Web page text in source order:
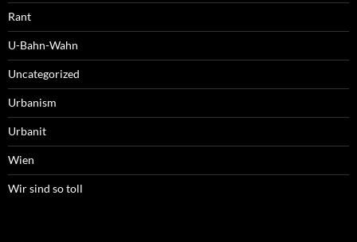
Rant
U-Bahn-Wahn
Uncategorized
Urbanism
Urbanit
Wien
Wir sind so toll